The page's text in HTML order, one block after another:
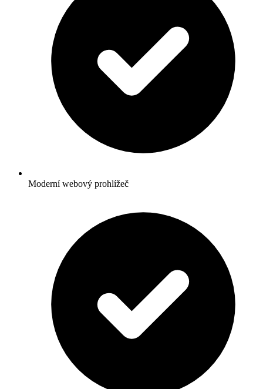
Moderní webový prohlížeč